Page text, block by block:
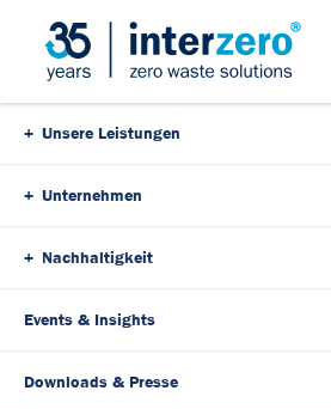
Skip Navigation
Unsere Leistungen
Unternehmen
Nachhaltigkeit
Events & Insights
Downloads & Presse